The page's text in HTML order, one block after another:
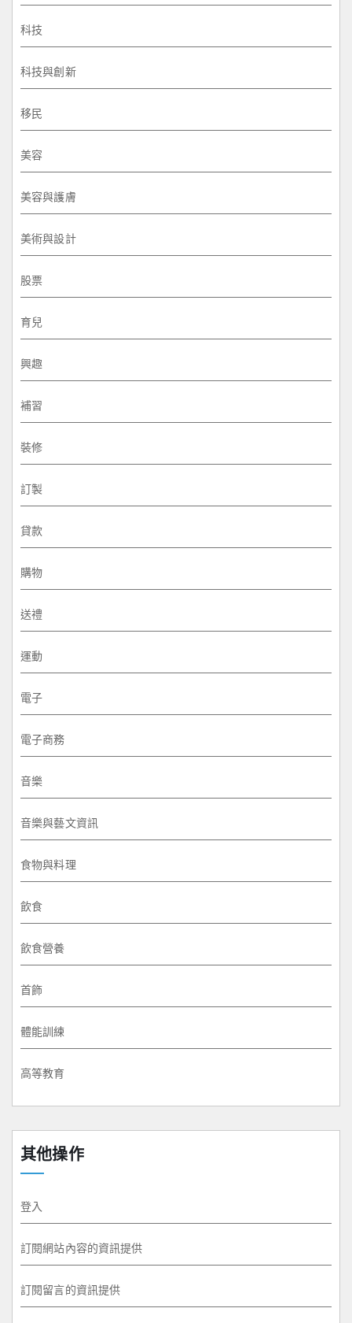
科技
科技與創新
移民
美容
美容與護膚
美術與設計
股票
育兒
興趣
補習
裝修
訂製
貸款
購物
送禮
運動
電子
電子商務
音樂
音樂與藝文資訊
食物與料理
飲食
飲食營養
首飾
體能訓練
高等教育
其他操作
登入
訂閱網站內容的資訊提供
訂閱留言的資訊提供